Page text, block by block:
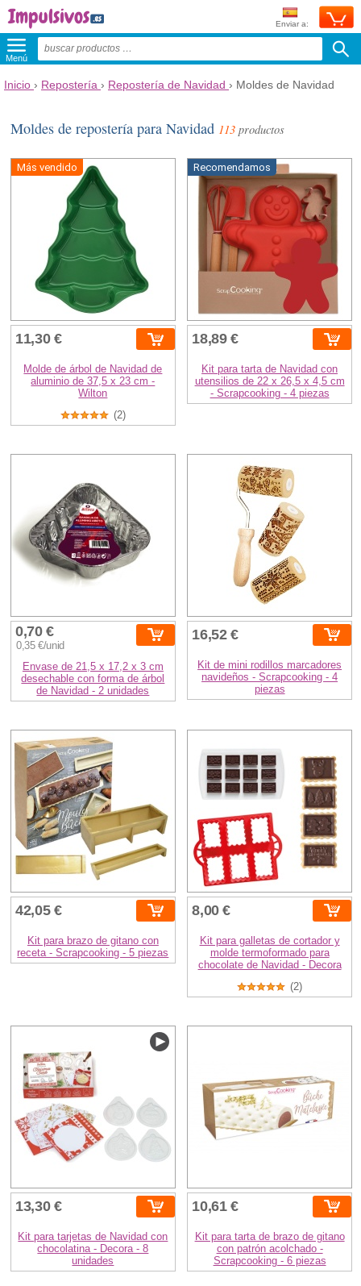
Enviar a:
Menú
Inicio › Repostería › Repostería de Navidad › Moldes de Navidad
Moldes de repostería para Navidad 113 productos
Más vendido
11,30 €
Molde de árbol de Navidad de
aluminio de 37,5 x 23 cm -
Wilton
(2)
Recomendamos
18,89 €
Kit para tarta de Navidad con
utensilios de 22 x 26,5 x 4,5 cm
- Scrapcooking - 4 piezas
0,70 €
0,35 €/unid
Envase de 21,5 x 17,2 x 3 cm
desechable con forma de árbol
de Navidad - 2 unidades
16,52 €
Kit de mini rodillos marcadores
navideños - Scrapcooking - 4
piezas
42,05 €
Kit para brazo de gitano con
receta - Scrapcooking - 5 piezas
8,00 €
Kit para galletas de cortador y
molde termoformado para
chocolate de Navidad - Decora
(2)
13,30 €
Kit para tarjetas de Navidad con
chocolatina - Decora - 8
unidades
10,61 €
Kit para tarta de brazo de gitano
con patrón acolchado -
Scrapcooking - 6 piezas